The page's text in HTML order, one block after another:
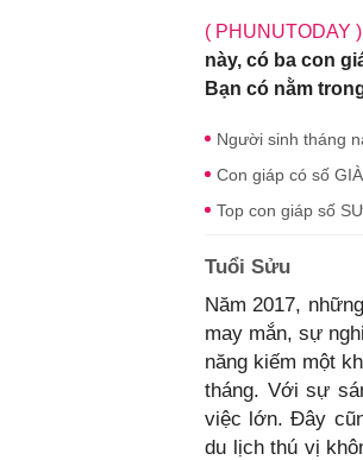
( PHUNUTODAY )
này, có ba con
Bạn có nằm
Người sinh tháng
Con giáp có số
Top con giáp số
Tuổi Sửu
Năm 2017,
may mắn, sự
năng kiếm một
tháng. Với sự
việc lớn. Đây
du lịch thú vị